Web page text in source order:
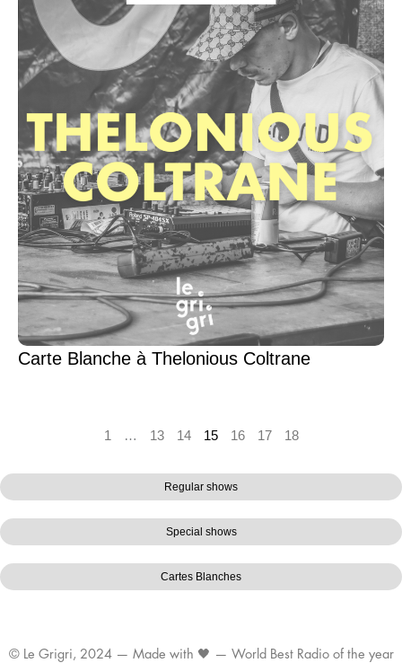
Regular shows
Special shows
Cartes Blanches
Carte Blanche à Thelonious Coltrane
1 … 13 14 15 16 17 18
© Le Grigri, 2024 — Made with 🖤 — World Best Radio of the year